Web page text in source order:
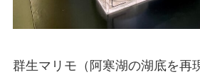
群生マリモ（阿寒湖の湖底を再